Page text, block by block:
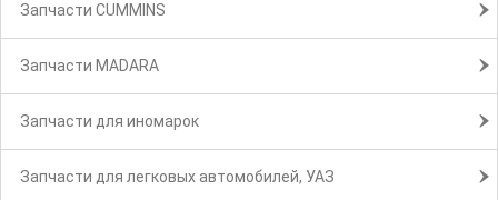
Запчасти CUMMINS
Запчасти MADARA
Запчасти для иномарок
Запчасти для легковых автомобилей, УАЗ